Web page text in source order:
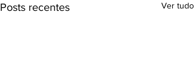
Posts recentes Ver tudo